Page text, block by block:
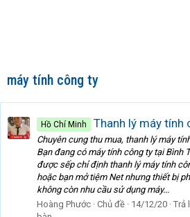
máy tính công ty
Hồ Chí Minh Thanh lý máy tính
Chuyên cung thu mua, thanh lý máy
Bạn đang có máy tính công ty tại Bình
được sếp chỉ định thanh lý máy tính
hoặc bạn mở tiệm Net nhưng thiết bị
không còn nhu cầu sử dụng máy...
Hoàng Phước Chủ đề 14/12/20 Trả